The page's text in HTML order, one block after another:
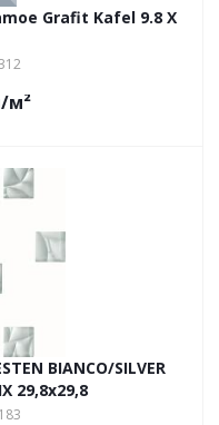
Grafit Kafel 9.8 X
/м²
BIANCO/SILVER
29,8х29,8